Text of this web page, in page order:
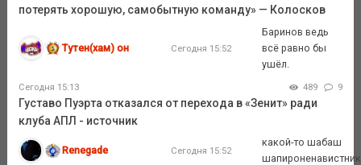
потерять хорошую, самобытную команду» — Колосков
Тутен(хам) он Сегодня 15:52
Баринов ведь
всё равно бы
ушёл.
Сегодня 15:13 489 9
Густаво Пуэрта отказался от перехода в «Зенит» ради
клуба АПЛ - источник
Renegade Сегодня 15:52
какой-то шабаш